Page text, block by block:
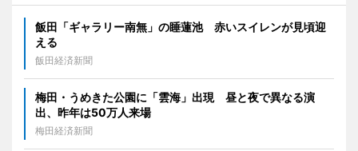
飯田「ギャラリー南無」の睡蓮池 赤いスイレンが見頃迎
える
飯田経済新聞
梅田・うめきた公園に「雲海」出現 昼と夜で異なる演
出、昨年は50万人来場
梅田経済新聞